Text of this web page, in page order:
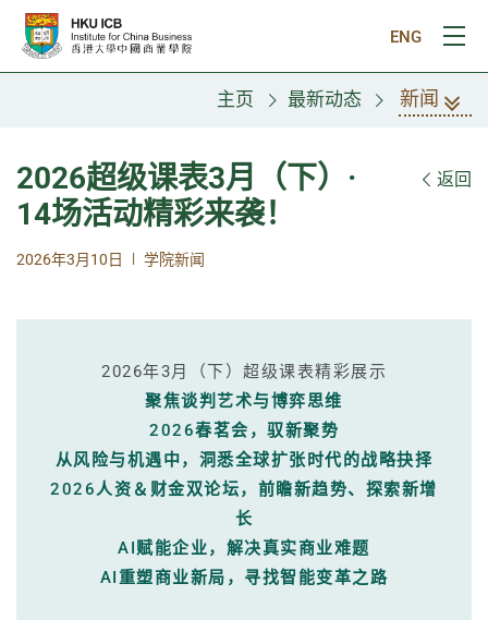
跳往主要内容
ENG
打
主页 最新动态 新闻
2026超级课表3月（下）·
14场活动精彩来袭！
返回
2026年3月10日 | 学院新闻
2026年3月（下）超级课表精彩展示
聚焦谈判艺术与博弈思维
2026春茗会，驭新聚势
从风险与机遇中，洞悉全球扩张时代的战略抉择
2026人资＆财金双论坛，前瞻新趋势、探索新增
长
AI赋能企业，解决真实商业难题
AI重塑商业新局，寻找智能变革之路